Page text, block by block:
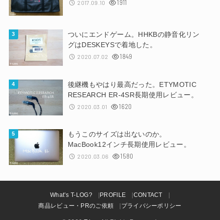
2017.09.10 1911
ついにエンドゲーム。HHKBの静音化リン
グはDESKEYSで着地した。
2020.07.02 1849
後継機もやはり最高だった。ETYMOTIC
RESEARCH ER-4SR長期使用レビュー。
2020.03.01 1620
もうこのサイズは出ないのか。
MacBook12インチ長期使用レビュー。
2020.03.06 1580
What’s T-LOG? PROFILE
CONTACT
商品レビュー・PRのご依頼
プライバシーポリシー